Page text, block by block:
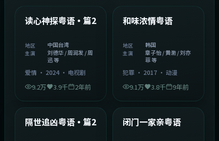
精选
读心神探粤语·篇2
地区 中国台湾
主演
刘德华 / 周润发 / 周
迅 等
爱情· 2024· 电视剧
9.2万 3.9千 2年前
精选
和味浓情粤语
地区 韩国
主演
章子怡 / 黄渤 / 刘亦
菲 等
犯罪· 2017· 动漫
9.1万 3.8千 9年前
精选
隔世追凶粤语·篇2 精选
闭门一家亲粤语